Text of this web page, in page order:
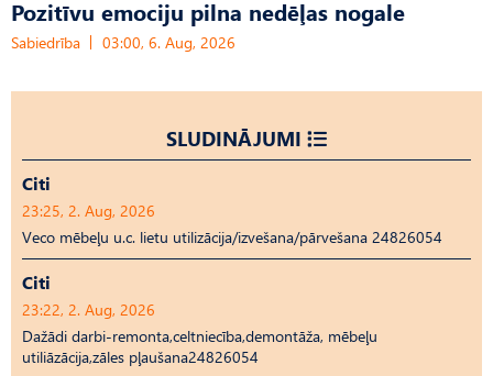
Pozitīvu emociju pilna nedēļas nogale
Sabiedrība 03:00, 6. Aug, 2026
SLUDINĀJUMI
Citi
23:25, 2. Aug, 2026
Veco mēbeļu u.c. lietu utilizācija/izvešana/pārvešana 24826054
Citi
23:22, 2. Aug, 2026
Dažādi darbi-remonta,celtniecība,demontāža, mēbeļu
utiliāzācija,zāles pļaušana24826054